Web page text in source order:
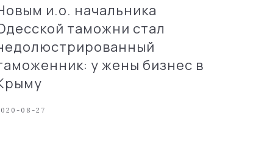
и.о. начальника
таможни стал
у жены бизнес в
08-27